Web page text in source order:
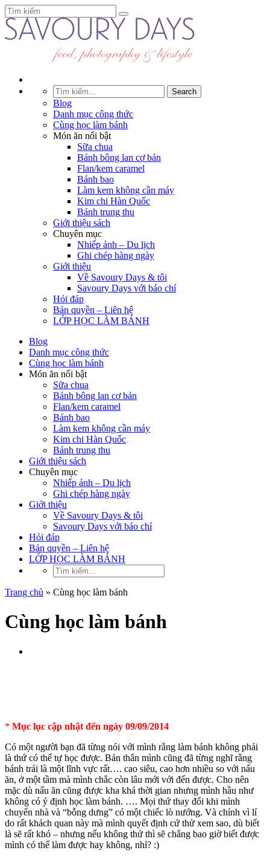
Blog
Danh mục công thức
Cùng học làm bánh
Món ăn nổi bật
Sữa chua
Bánh bông lan cơ bản
Flan/kem caramel
Bánh bao
Làm kem không cần máy
Kim chi Hàn Quốc
Bánh trung thu
Giới thiệu sách
Chuyên mục
Nhiếp ảnh – Du lịch
Ghi chép hàng ngày
Giới thiệu
Về Savoury Days & tôi
Savoury Days với báo chí
Hỏi đáp
Bản quyền – Liên hệ
LỚP HỌC LÀM BÁNH
Blog
Danh mục công thức
Cùng học làm bánh
Món ăn nổi bật
Sữa chua
Bánh bông lan cơ bản
Flan/kem caramel
Bánh bao
Làm kem không cần máy
Kim chi Hàn Quốc
Bánh trung thu
Giới thiệu sách
Chuyên mục
Nhiếp ảnh – Du lịch
Ghi chép hàng ngày
Giới thiệu
Về Savoury Days & tôi
Savoury Days với báo chí
Hỏi đáp
Bản quyền – Liên hệ
LỚP HỌC LÀM BÁNH
Trang chủ » Cùng học làm bánh
Cùng học làm bánh
* Mục lục cập nhật đến ngày 09/09/2014
Có một người bạn đã từng nói với mình rằng làm bánh không phải
là thứ có thể tự học được. Bản thân mình cũng đã từng nghĩ rằng
bánh trái là một lĩnh vực rất…. cao siêu, cao hơn nhiều so với nấu
ăn, ở một tầm mà mình chắc còn lâu mới với đến được. Cho nên
mặc dù nấu ăn cũng được kha khá thời gian nhưng mình hầu như
không có ý định học làm bánh. …. Mọi thứ thay đổi khi mình
chuyển nhà và “bỗng dưng” có một chiếc lò nướng. Và chính vì lí
do rất khách quan này mà mình quyết định cứ thử xem sao, dù biết
là sẽ rất khó – nhưng nếu không thử thì sẽ chẳng bao giờ biết được
mình có thể làm được hay không, nhỉ? :)